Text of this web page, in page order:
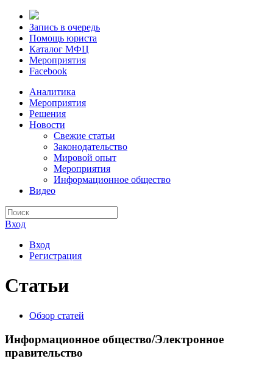
Запись в очередь
Помощь юриста
Каталог МФЦ
Мероприятия
Facebook
Аналитика
Мероприятия
Решения
Новости
Свежие статьи
Законодательство
Мировой опыт
Мероприятия
Информационное общество
Видео
Вход
Вход
Регистрация
Статьи
Обзор статей
Информационное общество/Электронное
правительство